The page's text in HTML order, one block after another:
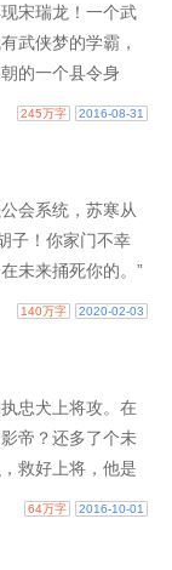
大管饱，点击作
宋瑞龙！一个武
武侠梦的学霸，
的一个县令身
学到的最前沿的
245万字 2016-08-31
会系统，苏寒从
子！你家门不幸
未来捅死你的。”
为你就好了吗？你
鲁迈特！你慌个
上了邪路？” 各
纯属虚构，如有
140万字 2020-02-03
忠犬上将攻。在
帝？还多了个未
救好上将，他是
是先婚后爱，明
能让人看了去。
64万字 2016-10-01